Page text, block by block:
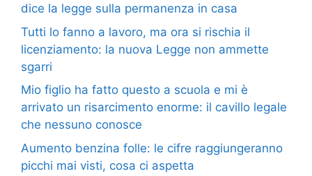
dice la legge sulla permanenza in casa
Tutti lo fanno a lavoro, ma ora si rischia il
licenziamento: la nuova Legge non ammette
sgarri
Mio figlio ha fatto questo a scuola e mi è
arrivato un risarcimento enorme: il cavillo legale
che nessuno conosce
Aumento benzina folle: le cifre raggiungeranno
picchi mai visti, cosa ci aspetta